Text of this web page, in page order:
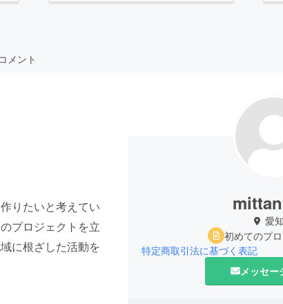
コメント
りたいと考えてい
プロジェクトを立
に根ざした活動を
愛
初めてのプ
特定商取引法に基づく表記
メッセー